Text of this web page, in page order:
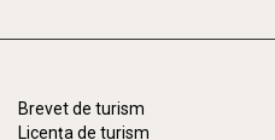
Brevet de turism
Licența de turism